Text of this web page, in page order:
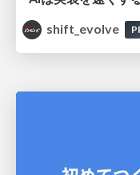
shift_evolve